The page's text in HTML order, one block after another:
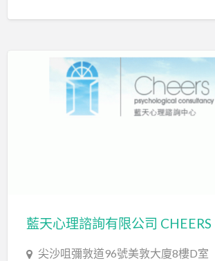
情緒管理治療 Emotion Focused Therapy
自閉症訓練 Autism Training
自閉症評估 Autism Assessment
認知行為治療 Cognitive Behavioral Therapy
尖沙咀彌敦道96號美敦大廈8樓D室